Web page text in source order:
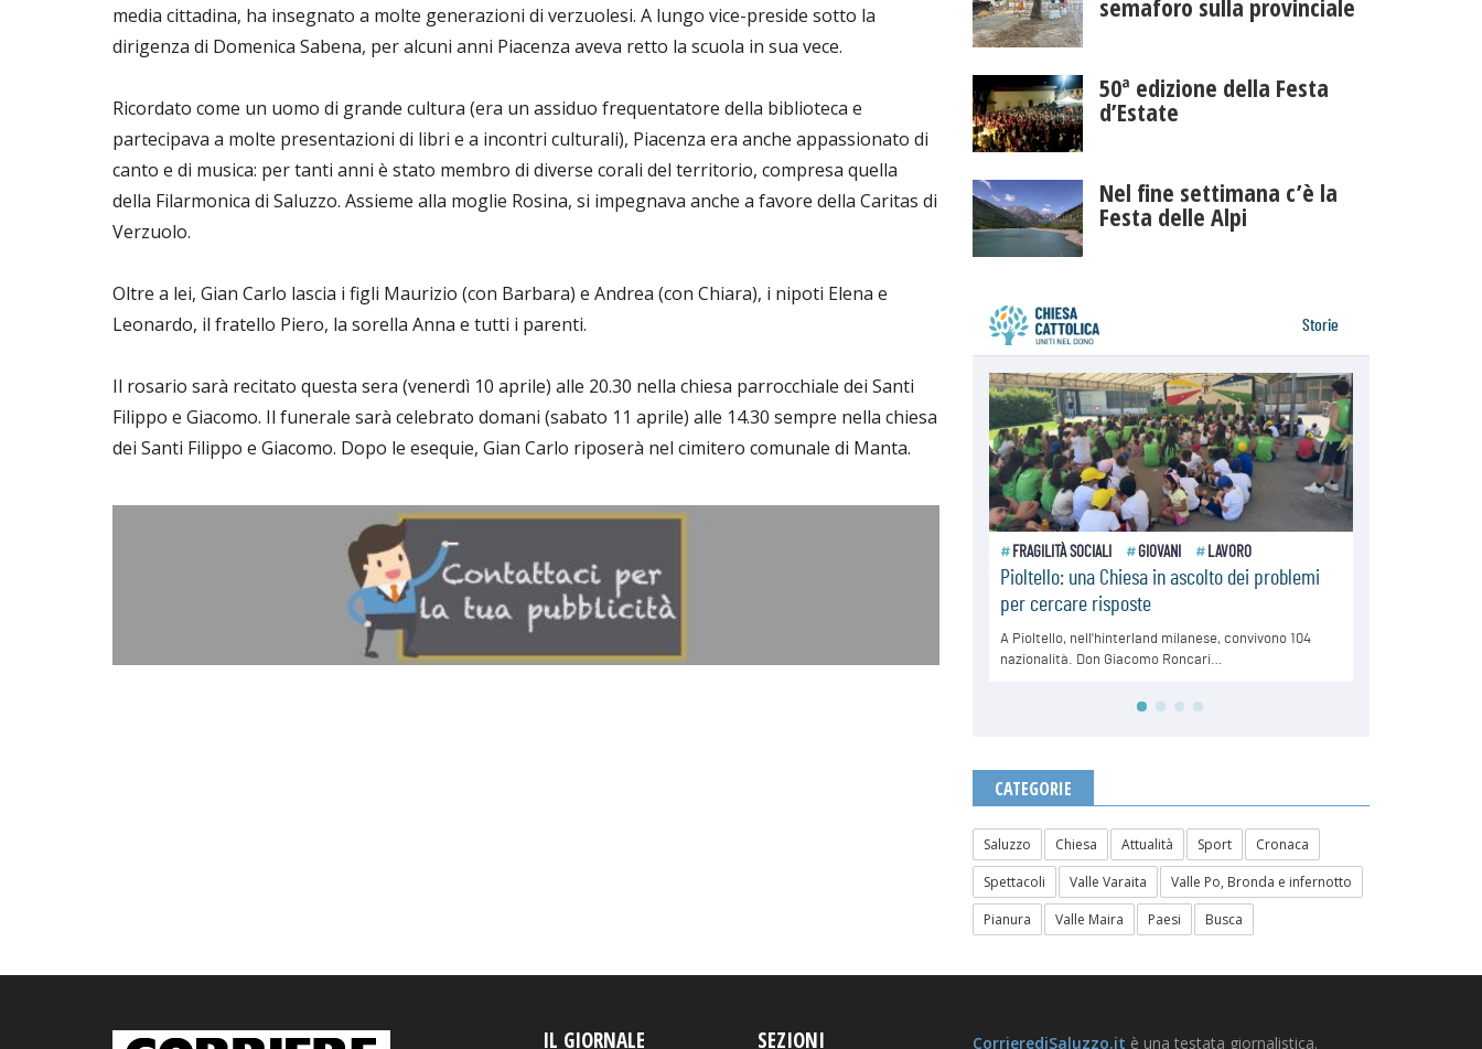
media cittadina, ha insegnato a molte generazioni di verzuolesi. A lungo vice-preside sotto la
dirigenza di Domenica Sabena, per alcuni anni Piacenza aveva retto la scuola in sua vece.
Ricordato come un uomo di grande cultura (era un assiduo frequentatore della biblioteca e
partecipava a molte presentazioni di libri e a incontri culturali), Piacenza era anche appassionato di
canto e di musica: per tanti anni è stato membro di diverse corali del territorio, compresa quella
della Filarmonica di Saluzzo. Assieme alla moglie Rosina, si impegnava anche a favore della Caritas di
Verzuolo.
Oltre a lei, Gian Carlo lascia i figli Maurizio (con Barbara) e Andrea (con Chiara), i nipoti Elena e
Leonardo, il fratello Piero, la sorella Anna e tutti i parenti.
Il rosario sarà recitato questa sera (venerdì 10 aprile) alle 20.30 nella chiesa parrocchiale dei Santi
Filippo e Giacomo. Il funerale sarà celebrato domani (sabato 11 aprile) alle 14.30 sempre nella chiesa
dei Santi Filippo e Giacomo. Dopo le esequie, Gian Carlo riposerà nel cimitero comunale di Manta.
semaforo sulla provinciale
50ª edizione della Festa
d’Estate
Nel fine settimana c’è la
Festa delle Alpi
CATEGORIE
Saluzzo Chiesa Attualità Sport
Cronaca
Spettacoli
Valle Varaita
Valle Po, Bronda e infernotto
Pianura
Valle Maira Paesi Busca
IL GIORNALE SEZIONI CorrierediSaluzzo.it è una testata giornalistica.